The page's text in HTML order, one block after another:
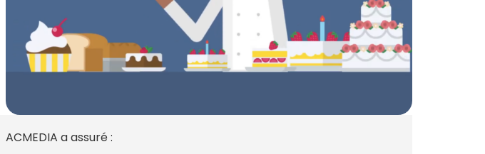
ACMEDIA a assuré :